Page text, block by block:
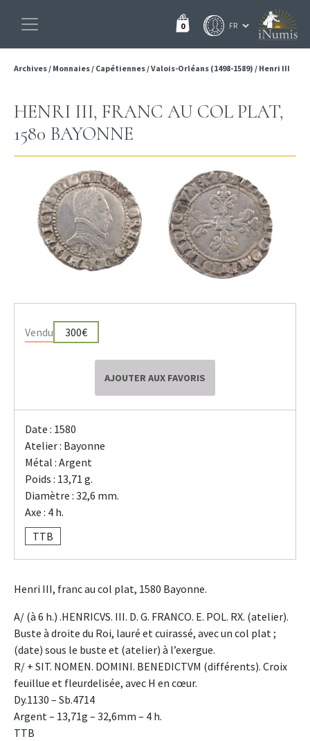
0
Archives/ Monnaies/ Capétiennes/Valois-Orléans (1498-1589) / Henri III
HENRI III, FRANC AU COL PLAT,
1580 BAYONNE
Vendu 300€
AJOUTER AUX FAVORIS
Date : 1580
Atelier : Bayonne
Métal : Argent
Poids : 13,71 g.
Diamètre : 32,6 mm.
Axe : 4 h.
TTB
Henri III, franc au col plat, 1580 Bayonne.
A/ (à 6 h.) .HENRICVS. III. D. G. FRANCO. E. POL. RX. (atelier).
Buste à droite du Roi, lauré et cuirassé, avec un col plat ;
(date) sous le buste et (atelier) à l’exergue.
R/ + SIT. NOMEN. DOMINI. BENEDICTVM (différents). Croix
feuillue et fleurdelisée, avec H en cœur.
Dy.1130 – Sb.4714
Argent – 13,71g – 32,6mm – 4 h.
TTB